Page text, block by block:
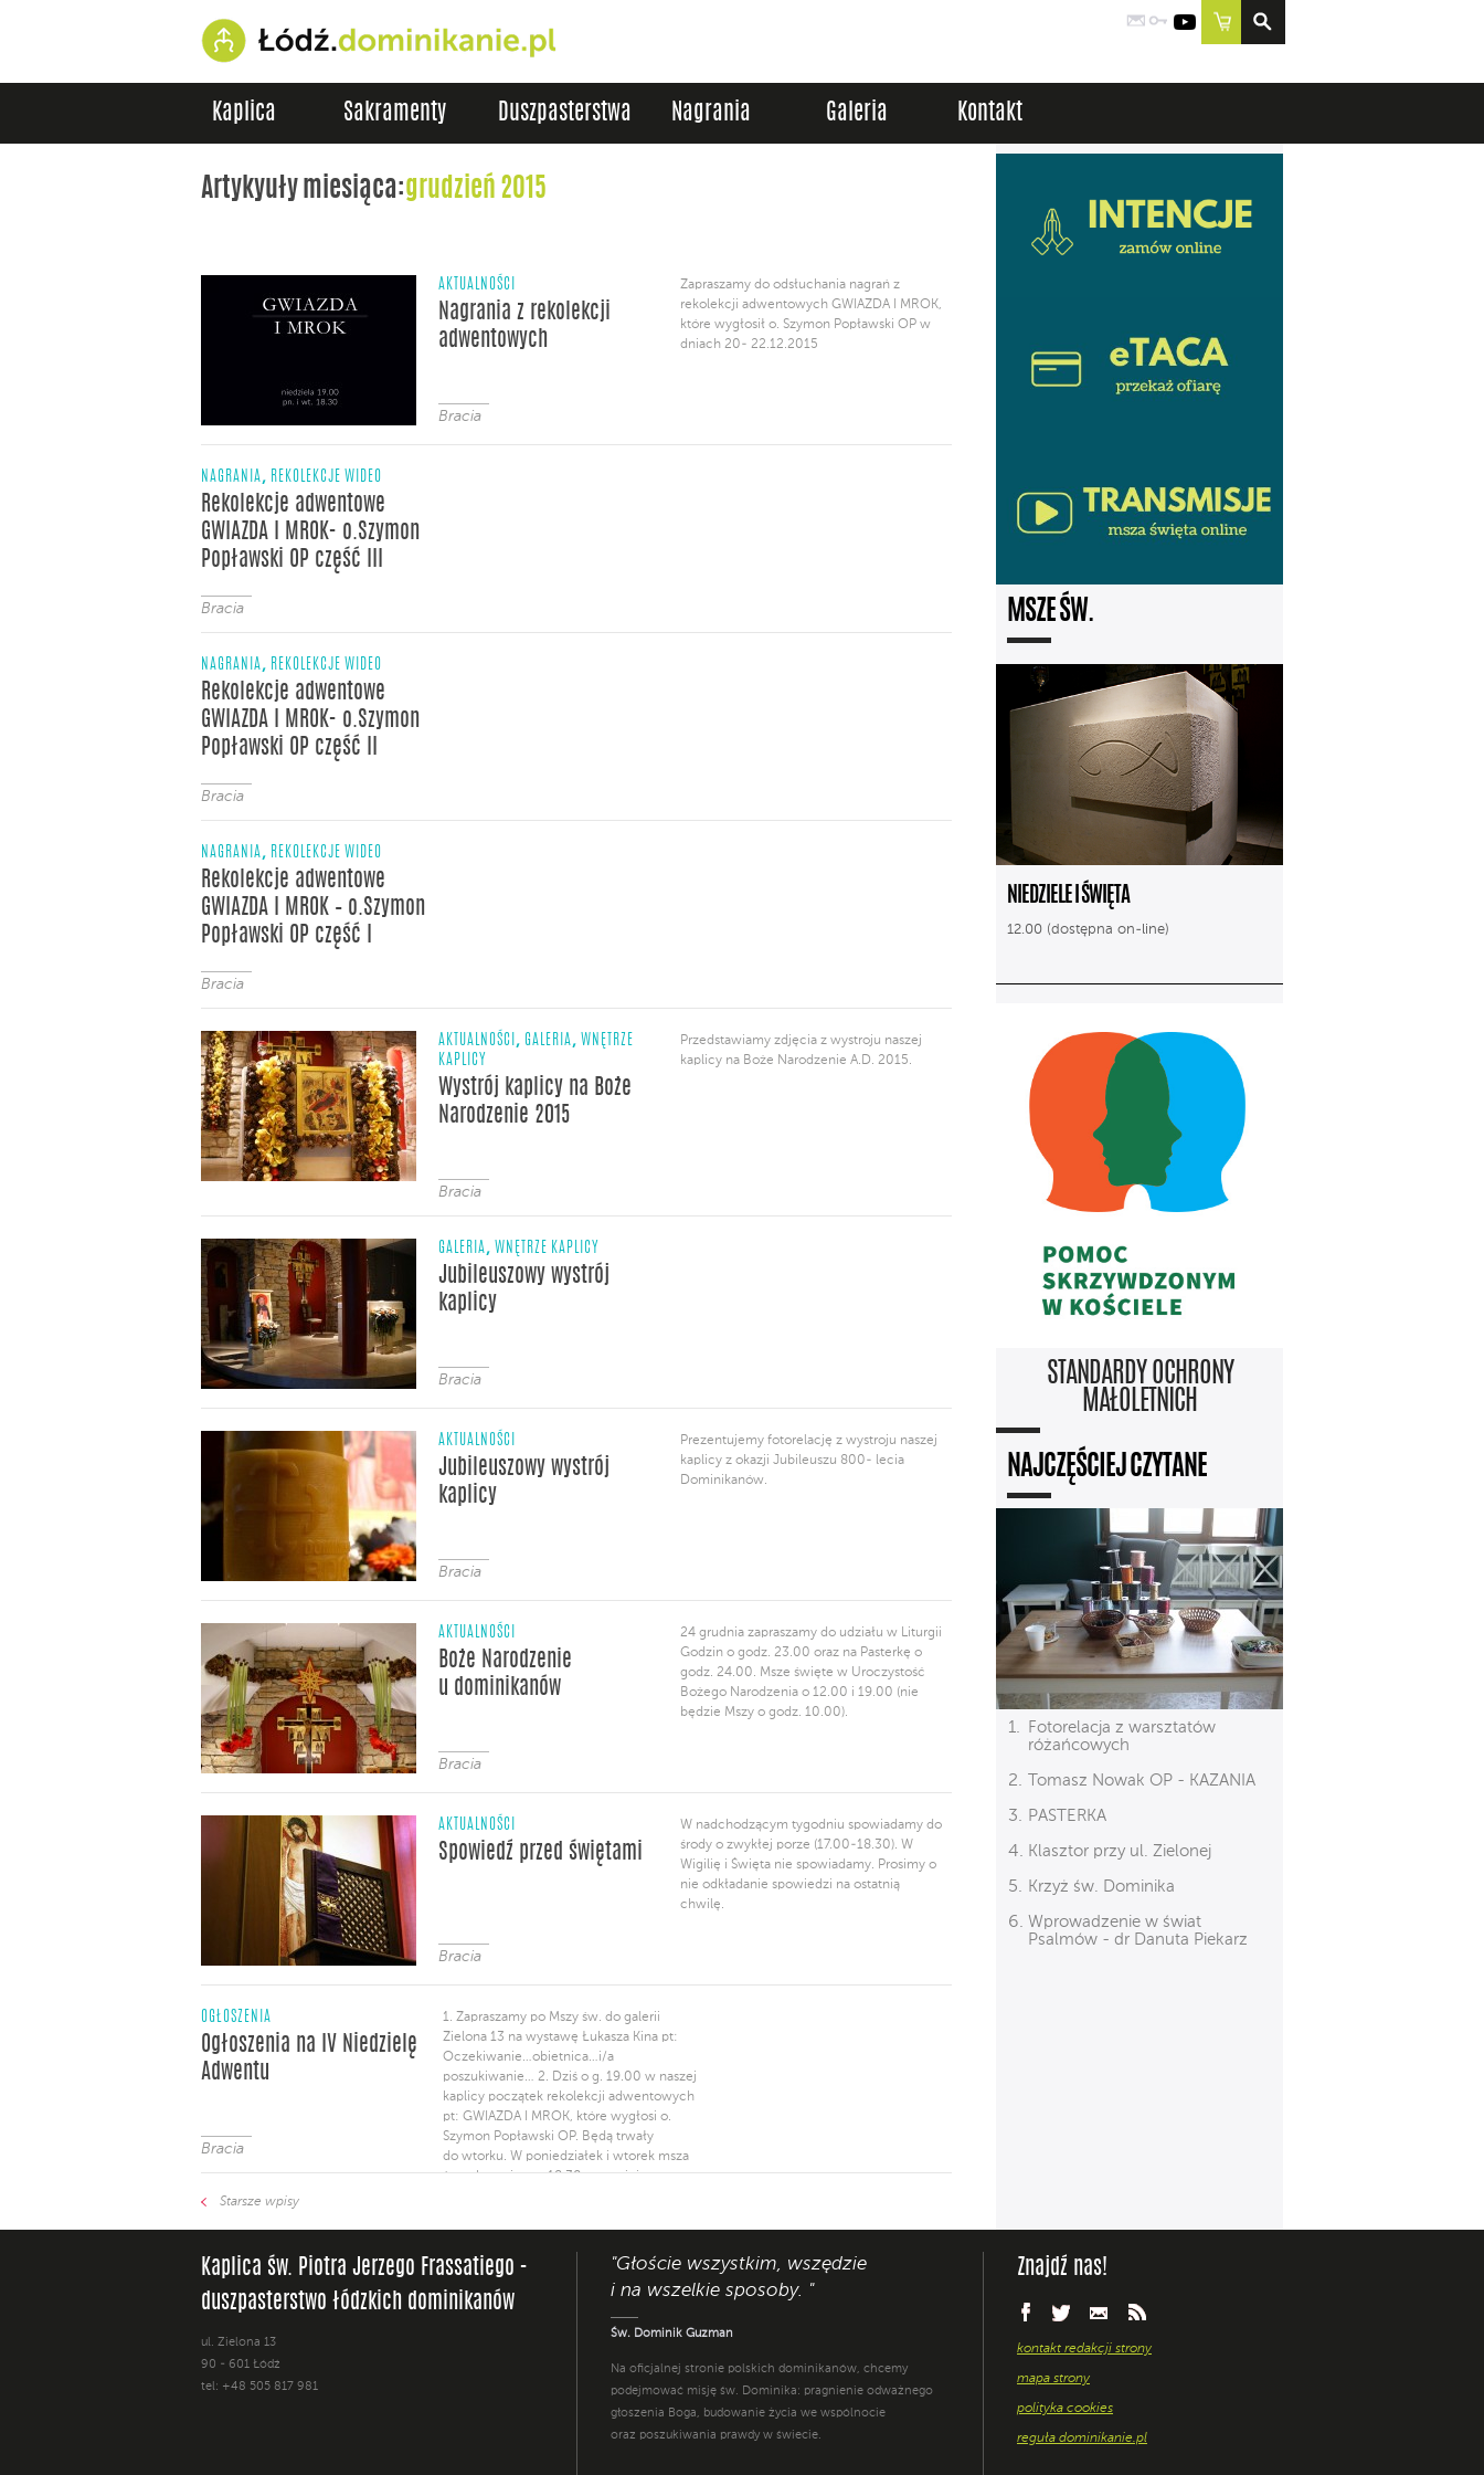
Poczta
Logowanie
YouTube
Sklep
Kaplica Sakramenty Duszpasterstwa Nagrania Galeria Kontakt
Artykyuły miesiąca:grudzień 2015
AKTUALNOŚCI
Nagrania z rekolekcji
adwentowych
Bracia
Zapraszamy do odsłuchania nagrań z
rekolekcji adwentowych GWIAZDA I MROK,
które wygłosił o. Szymon Popławski OP w
dniach 20- 22.12.2015
NAGRANIA, REKOLEKCJE WIDEO
Rekolekcje adwentowe
GWIAZDA I MROK- o.Szymon
Popławski OP część III
Bracia
NAGRANIA, REKOLEKCJE WIDEO
Rekolekcje adwentowe
GWIAZDA I MROK- o.Szymon
Popławski OP część II
Bracia
NAGRANIA, REKOLEKCJE WIDEO
Rekolekcje adwentowe
GWIAZDA I MROK – o.Szymon
Popławski OP część I
Bracia
AKTUALNOŚCI , GALERIA, WNĘTRZE
KAPLICY
Wystrój kaplicy na Boże
Narodzenie 2015
Bracia
Przedstawiamy zdjęcia z wystroju naszej
kaplicy na Boże Narodzenie A.D. 2015.
GALERIA, WNĘTRZE KAPLICY
Jubileuszowy wystrój
kaplicy
Bracia
AKTUALNOŚCI
Jubileuszowy wystrój
kaplicy
Bracia
Prezentujemy fotorelację z wystroju naszej
kaplicy z okazji Jubileuszu 800- lecia
Dominikanów.
AKTUALNOŚCI
Boże Narodzenie
u dominikanów
Bracia
24 grudnia zapraszamy do udziału w Liturgii
Godzin o godz. 23.00 oraz na Pasterkę o
godz. 24.00. Msze święte w Uroczystość
Bożego Narodzenia o 12.00 i 19.00 (nie
będzie Mszy o godz. 10.00).
AKTUALNOŚCI
Spowiedź przed świętami
Bracia
W nadchodzącym tygodniu spowiadamy do
środy o zwykłej porze (17.00-18.30). W
Wigilię i Święta nie spowiadamy. Prosimy o
nie odkładanie spowiedzi na ostatnią
chwilę.
OGŁOSZENIA
Ogłoszenia na IV Niedzielę
Adwentu
Bracia
1. Zapraszamy po Mszy św. do galerii
Zielona 13 na wystawę Łukasza Kina pt:
Oczekiwanie…obietnica…i/a
poszukiwanie… 2. Dziś o g. 19.00 w naszej
kaplicy początek rekolekcji adwentowych
pt: GWIAZDA I MROK, które wygłosi o.
Szymon Popławski OP. Będą trwały
do wtorku. W poniedziałek i wtorek msza
św. z kazaniem o 18.30, a po niej
W Wigilię zapraszamy na Liturgię […]
Starsze wpisy
MSZE ŚW.
NIEDZIELE I ŚWIĘTA
12.00 (dostępna on-line)
STANDARDY OCHRONY
MAŁOLETNICH
NAJCZĘŚCIEJ CZYTANE
Fotorelacja z warsztatów
różańcowych
Tomasz Nowak OP - KAZANIA
PASTERKA
Klasztor przy ul. Zielonej
Krzyż św. Dominika
Wprowadzenie w świat
Psalmów - dr Danuta Piekarz
Kaplica św. Piotra Jerzego Frassatiego -
duszpasterstwo łódzkich dominikanów
ul. Zielona 13
90 - 601 Łódź
tel: +48 505 817 981
"Głoście wszystkim, wszędzie
i na wszelkie sposoby. "
Św. Dominik Guzman
Na oficjalnej stronie polskich dominikanów, chcemy
podejmować misję św. Dominika: pragnienie odważnego
głoszenia Boga, budowanie życia we wspólnocie
oraz poszukiwania prawdy w świecie.
Znajdź nas!
kontakt redakcji strony
mapa strony
polityka cookies
reguła dominikanie.pl